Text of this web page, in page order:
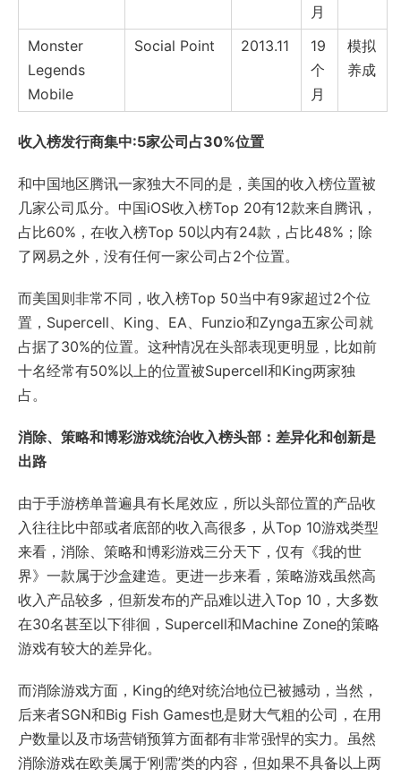
月
Monster
Legends
Mobile
Social Point 2013.11
19
个
月
模拟
养成
收入榜发行商集中:5家公司占30%位置
和中国地区腾讯一家独大不同的是，美国的收入榜位置被
几家公司瓜分。中国iOS收入榜Top 20有12款来自腾讯，
占比60%，在收入榜Top 50以内有24款，占比48%；除
了网易之外，没有任何一家公司占2个位置。
而美国则非常不同，收入榜Top 50当中有9家超过2个位
置，Supercell、King、EA、Funzio和Zynga五家公司就
占据了30%的位置。这种情况在头部表现更明显，比如前
十名经常有50%以上的位置被Supercell和King两家独
占。
消除、策略和博彩游戏统治收入榜头部：差异化和创新是
出路
由于手游榜单普遍具有长尾效应，所以头部位置的产品收
入往往比中部或者底部的收入高很多，从Top 10游戏类型
来看，消除、策略和博彩游戏三分天下，仅有《我的世
界》一款属于沙盒建造。更进一步来看，策略游戏虽然高
收入产品较多，但新发布的产品难以进入Top 10，大多数
在30名甚至以下徘徊，Supercell和Machine Zone的策略
游戏有较大的差异化。
而消除游戏方面，King的绝对统治地位已被撼动，当然，
后来者SGN和Big Fish Games也是财大气粗的公司，在用
户数量以及市场营销预算方面都有非常强悍的实力。虽然
消除游戏在欧美属于‘刚需’类的内容，但如果不具备以上两